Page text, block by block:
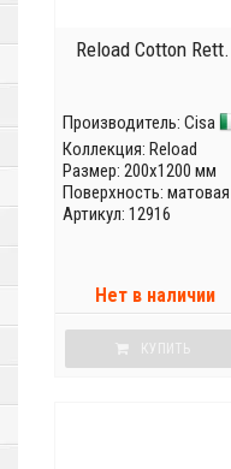
Reload Cotton Rett.
Производитель: Cisa
Коллекция: Reload
Размер: 200x1200 мм
Поверхность: матовая
Артикул: 12916
Нет в наличии
КУПИТЬ